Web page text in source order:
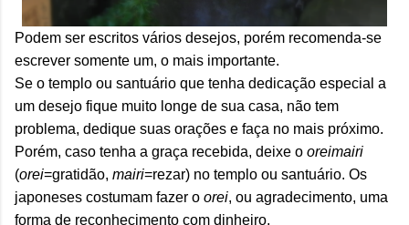
Podem ser escritos vários desejos, porém recomenda-se
escrever somente um, o mais importante.
Se o templo ou santuário que tenha dedicação especial a
um desejo fique muito longe de sua casa, não tem
problema, dedique suas orações e faça no mais próximo.
Porém, caso tenha a graça recebida, deixe o oreimairi
(orei=gratidão, mairi=rezar) no templo ou santuário. Os
japoneses costumam fazer o orei, ou agradecimento, uma
forma de reconhecimento com dinheiro.